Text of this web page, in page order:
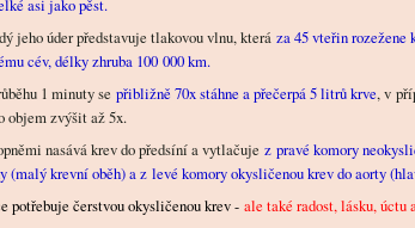
asi jako pěst.
jeho úder představuje tlakovou vlnu, která za 45 vteřin rozežene
cév, délky zhruba 100 000 km.
1 minuty se přibližně 70x stáhne a přečerpá 5 litrů krve, v
objem zvýšit až 5x.
nasává krev do předsíní a vytlačuje z pravé komory
(malý krevní oběh) a z levé komory okysličenou krev do aorty
potřebuje čerstvou okysličenou krev - ale také radost, lásku, úctu